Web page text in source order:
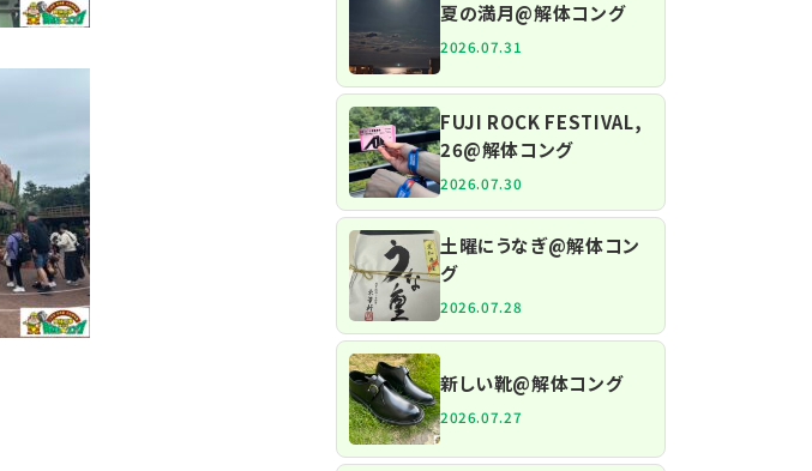
夏の満月@解体コング
2026.07.31
FUJI ROCK FESTIVAL,
26@解体コング
2026.07.30
土曜にうなぎ@解体コン
グ
2026.07.28
新しい靴@解体コング
2026.07.27